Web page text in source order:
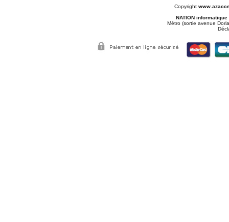
Copyright
NATION informatique
Métro (sortie avenue